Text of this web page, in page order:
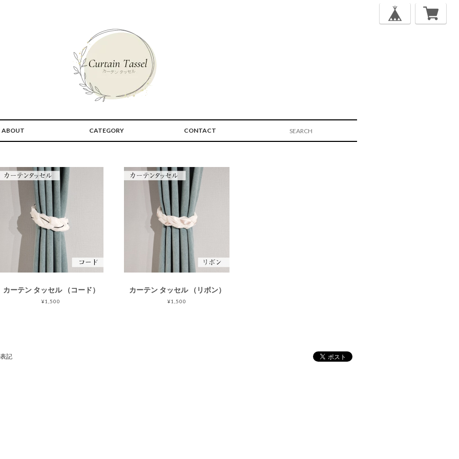
ABOUT CATEGORY CONTACT
カーテン タッセル （コード）
¥1,500
カーテン タッセル （リボン）
¥1,500
記